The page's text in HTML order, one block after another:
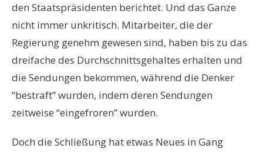
den Staatspräsidenten berichtet. Und das Ganze
nicht immer unkritisch. Mitarbeiter, die der
Regierung genehm gewesen sind, haben bis zu das
dreifache des Durchschnittsgehaltes erhalten und
die Sendungen bekommen, während die Denker
“bestraft” wurden, indem deren Sendungen
zeitweise “eingefroren” wurden.
Doch die Schließung hat etwas Neues in Gang